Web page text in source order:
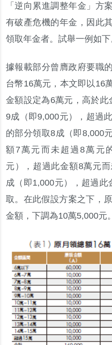
「逆向累進調整年金」方
有破產危機的年金，因此
領取年金者。試舉一例如下
據報載部分曾膺政府要職
台幣16萬元，本文即以16
金額設定為6萬元，高於
9成（即9,000元），超過
的部分領取8成（即8,000
額7萬元而未超過8萬元
元），超過此金額8萬元
成（即1,000元），超過
取。在此假設方案之下，
金額，下調為10萬5,000元